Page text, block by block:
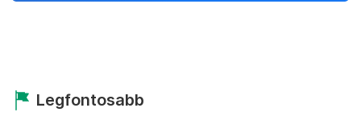
Legfontosabb